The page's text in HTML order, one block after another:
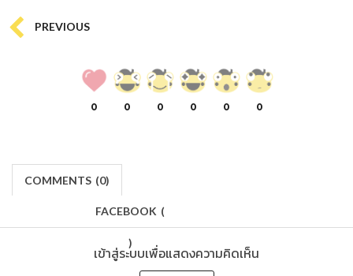
PREVIOUS
0 0 0 0 0 0
COMMENTS (0)
FACEBOOK (
)
เข้าสู่ระบบเพื่อแสดงความคิดเห็น